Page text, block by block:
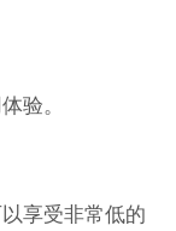
验。
享受非常低的